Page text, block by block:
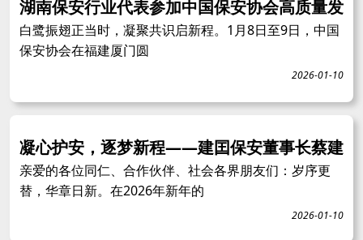
湖南保安行业代表参加中国保安协会高质量发
白鹭振翅正当时，凝聚共识启新程。1月8日至9日，中国
保安协会在福建厦门圆
2026-01-10
凝心护安，逐梦新程——建囯保安董事长蔡建
亲爱的各位同仁、合作伙伴、社会各界朋友们：岁序更
替，华章日新。在2026年新年的
2026-01-10